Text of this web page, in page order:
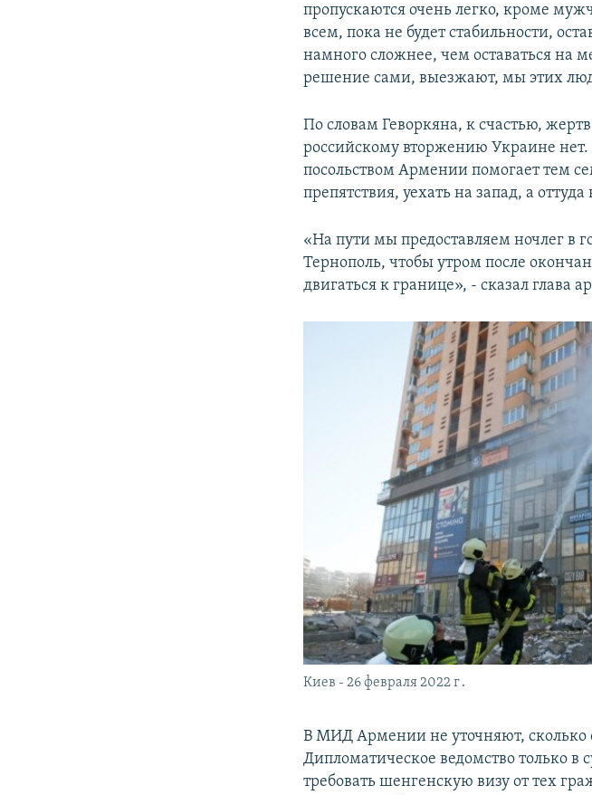
пропускаются очень легко, кроме
всем, пока не будет стабильности,
намного сложнее, чем оставаться на
решение сами, выезжают, мы этих
По словам Геворкяна, к счастью,
российскому вторжению Украине
посольством Армении помогает тем
препятствия, уехать на запад, а
«На пути мы предоставляем ночлег в
Тернополь, чтобы утром после
двигаться к границе», - сказал глава
Киев - 26 февраля 2022 г․
В МИД Армении не уточняют, сколько
Дипломатическое ведомство только в
требовать шенгенскую визу от тех